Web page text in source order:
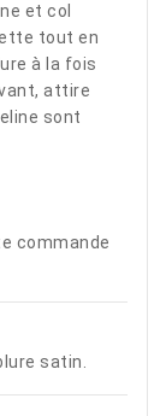
et col
tout en
à la fois
attire
sont
commande
satin.